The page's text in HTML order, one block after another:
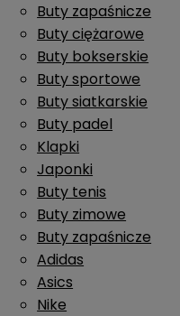
Buty zapaśnicze
Buty ciężarowe
Buty bokserskie
Buty sportowe
Buty siatkarskie
Buty padel
Klapki
Japonki
Buty tenis
Buty zimowe
Buty zapaśnicze
Adidas
Asics
Nike